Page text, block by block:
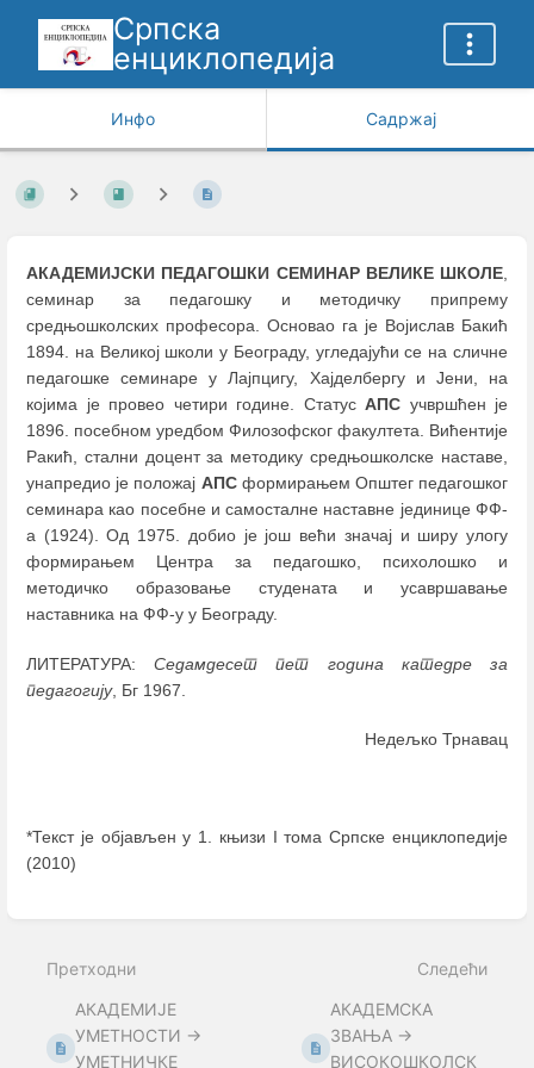
Српска
енциклопедија
Инфо Садржај
АКАДЕМИЈСКИ ПЕДАГОШКИ СЕМИНАР ВЕЛИКЕ ШКОЛЕ,
семинар за педагошку и методичку припрему
средњошколских професора. Основао га је Војислав Бакић
1894. на Великој школи у Београду, угледајући се на сличне
педагошке семинаре у Лајпцигу, Хајделбергу и Јени, на
којима је провео четири године. Статус АПС учвршћен је
1896. посебном уредбом Филозофског факултета. Вићентије
Ракић, стални доцент за методику средњошколске наставе,
унапредио је положај АПСформирањем Општег педагошког
семинара као посебне и самосталне наставне јединице ФФ-
а (1924). Од 1975. добио је још већи значај и ширу улогу
формирањем Центра за педагошко, психолошко и
методичко образовање студената и усавршавање
наставника на ФФ-у у Београду.
ЛИТЕРАТУРА:Седамдесет пет година катедре за
педагогију, Бг 1967.
Недељко Трнавац
*Текст је објављен у 1. књизи I тома Српске енциклопедије
(2010)
mode
Претходни
АКАДЕМИЈЕ
УМЕТНОСТИ →
УМЕТНИЧКЕ
Следећи
АКАДЕМСКА
ЗВАЊА →
ВИСОКОШКОЛСК